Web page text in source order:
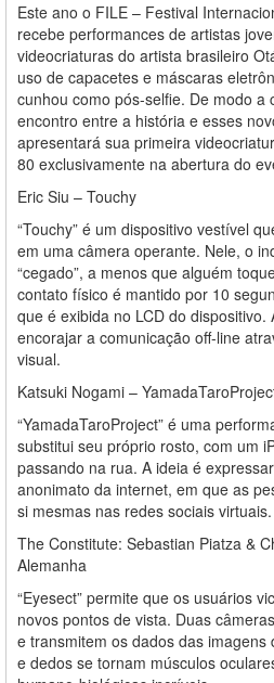
Este ano o FILE – Festival
recebe performances de artistas
videocriaturas do artista brasileiro
uso de capacetes e máscaras
cunhou como pós-selfie. De modo a
encontro entre a história e esses
apresentará sua primeira
80 exclusivamente na abertura do
Eric Siu – Touchy
“Touchy” é um dispositivo vestível
em uma câmera operante. Nele, o
“cegado”, a menos que alguém
contato físico é mantido por 10
que é exibida no LCD do
encorajar a comunicação off-line
visual.
Katsuki Nogami –
“YamadaTaroProject” é uma
substitui seu próprio rosto, com um
passando na rua. A ideia é
anonimato da internet, em que as
si mesmas nas redes sociais virtuais.
The Constitute: Sebastian Piatza &
Alemanha
“Eyesect” permite que os usuários
novos pontos de vista. Duas
e transmitem os dados das
e dedos se tornam músculos